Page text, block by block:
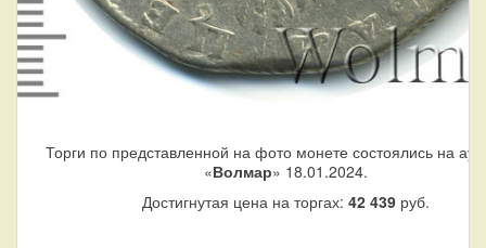
Торги по представленной на фото монете состоялись на
«Волмар» 18.01.2024.
Достигнутая цена на торгах: 42 439руб.